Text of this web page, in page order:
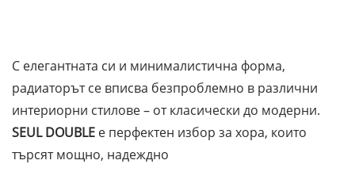
С елегантната си и минималистична форма,
радиаторът се вписва безпроблемно в различни
интериорни стилове – от класически до модерни.
SEUL DOUBLE е перфектен избор за хора, които
търсят мощно, надеждно